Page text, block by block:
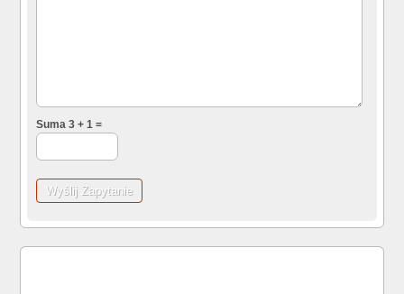
Suma 3 + 1 =